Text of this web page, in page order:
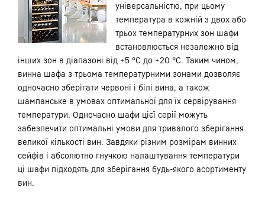
універсальністю, при цьому
температура в кожній з двох або
трьох температурних зон шафи
встановлюється незалежно від
інших зон в діапазоні від +5 °С до +20 °С. Таким чином,
винна шафа з трьома температурними зонами дозволяє
одночасно зберігати червоні і білі вина, а також
шампанське в умовах оптимальної для їх сервірування
температури. Одночасно шафи цієї серії можуть
забезпечити оптимальні умови для тривалого зберігання
великої кількості вин. Завдяки різним розмірам винних
сейфів і абсолютно гнучкою налаштування температури
ці шафи підходять для зберігання будь-якого асортименту
вин.